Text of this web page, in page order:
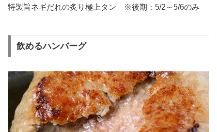
特製旨ネギだれの炙り極上タン ※後期：5/2～5/6のみ
飲めるハンバーグ